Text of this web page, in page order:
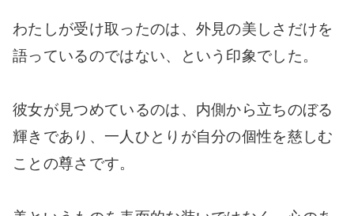
わたしが受け取ったのは、外見の美しさだけを
語っているのではない、という印象でした。
彼女が見つめているのは、内側から立ちのぼる
輝きであり、一人ひとりが自分の個性を慈しむ
ことの尊さです。